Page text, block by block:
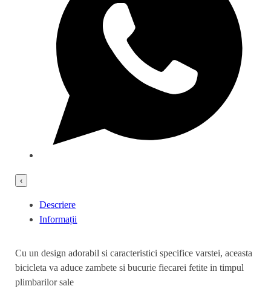
‹
Descriere
Informații
Cu un design adorabil si caracteristici specifice varstei, aceasta
bicicleta va aduce zambete si bucurie fiecarei fetite in timpul
plimbarilor sale